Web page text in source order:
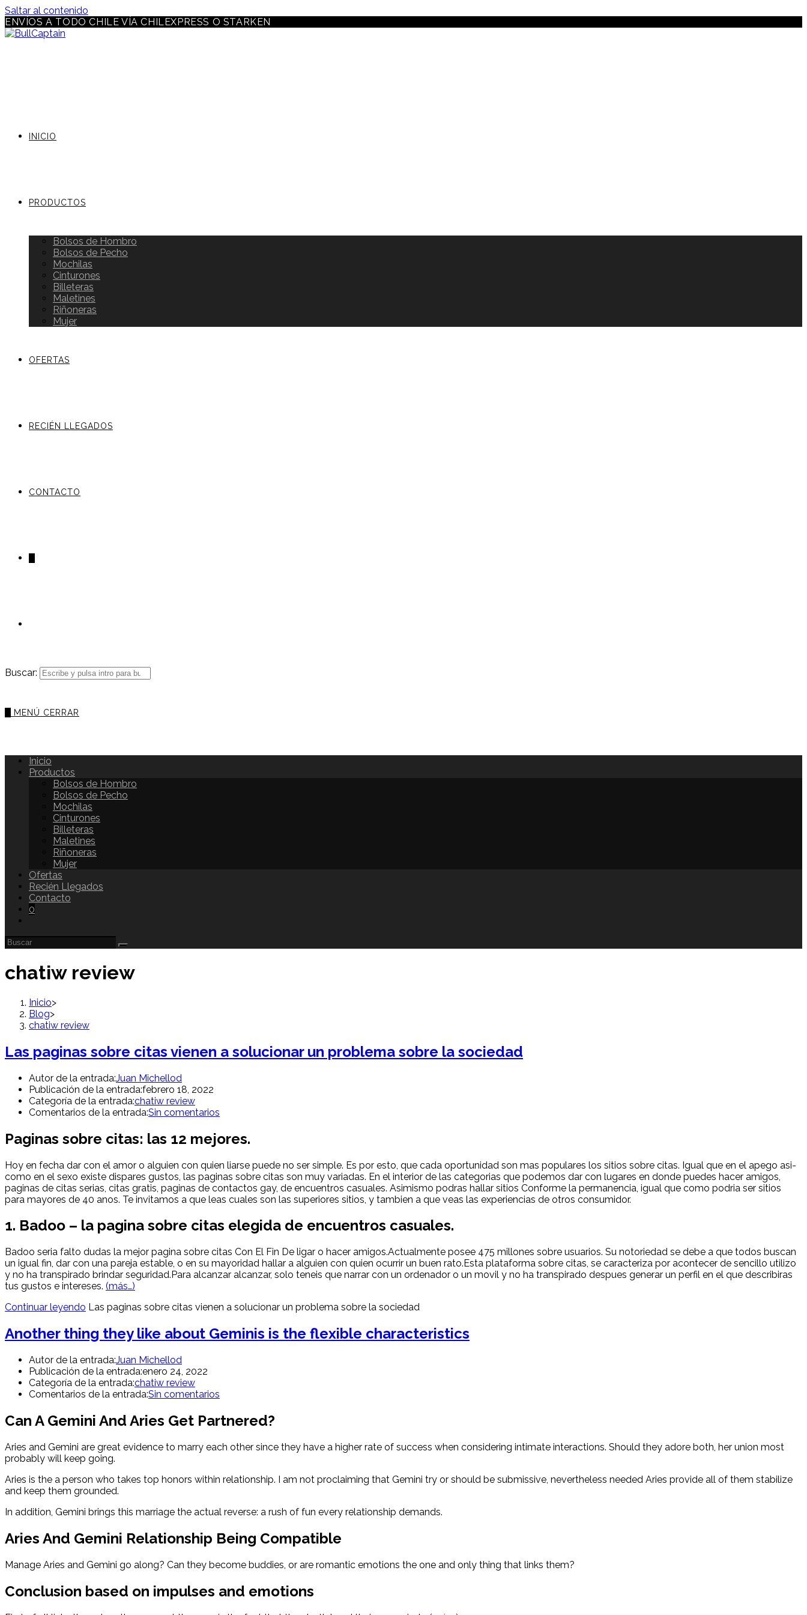
Saltar al contenido
ENVÍOS A TODO CHILE VÍA CHILEXPRESS O STARKEN
INICIO
PRODUCTOS
Bolsos de Hombro
Bolsos de Pecho
Mochilas
Cinturones
Billeteras
Maletines
Riñoneras
Mujer
OFERTAS
RECIÉN LLEGADOS
CONTACTO
Buscar:
MENÚ CERRAR
Inicio
Productos
Bolsos de Hombro
Bolsos de Pecho
Mochilas
Cinturones
Billeteras
Maletines
Riñoneras
Mujer
Ofertas
Recién Llegados
Contacto
0
chatiw review
Inicio>
Blog>
chatiw review
Las paginas sobre citas vienen a solucionar un problema sobre la sociedad
Autor de la entrada:Juan Michellod
Publicación de la entrada:febrero 18, 2022
Categoría de la entrada:chatiw review
Comentarios de la entrada:Sin comentarios
Paginas sobre citas: las 12 mejores.
Hoy en fecha dar con el amor o alguien con quien liarse puede no ser simple. Es por esto, que cada oportunidad son mas populares los sitios sobre citas. Igual que en el apego asi­
como en el sexo existe dispares gustos, las paginas sobre citas son muy variadas. En el interior de las categorias que podemos dar con lugares en donde puedes hacer amigos,
paginas de citas serias, citas gratis, paginas de contactos gay, de encuentros casuales. Asimismo podras hallar sitios Conforme la permanencia, igual que como podri­a ser sitios
para mayores de 40 anos. Te invitamos a que leas cuales son las superiores sitios, y tambien a que veas las experiencias de otros consumidor.
1. Badoo – la pagina sobre citas elegida de encuentros casuales.
Badoo seri­a falto dudas la mejor pagina sobre citas Con El Fin De ligar o hacer amigos.Actualmente posee 475 millones sobre usuarios. Su notoriedad se debe a que todos buscan
un igual fin, dar con una pareja estable, o en su mayoridad hallar a alguien con quien ocurrir un buen rato.Esta plataforma sobre citas, se caracteriza por acontecer de sencillo utilizo
y no ha transpirado brindar seguridad.Para alcanzar alcanzar, solo teneis que narrar con un ordenador o un movil y no ha transpirado despues generar un perfil en el que describiras
tus gustos e intereses. (más…)
Continuar leyendo Las paginas sobre citas vienen a solucionar un problema sobre la sociedad
Another thing they like about Geminis is the flexible characteristics
Autor de la entrada:Juan Michellod
Publicación de la entrada:enero 24, 2022
Categoría de la entrada:chatiw review
Comentarios de la entrada:Sin comentarios
Can A Gemini And Aries Get Partnered?
Aries and Gemini are great evidence to marry each other since they have a higher rate of success when considering intimate interactions. Should they adore both, her union most
probably will keep going.
Aries is the a person who takes top honors within relationship. I am not proclaiming that Gemini try or should be submissive, nevertheless needed Aries provide all of them stabilize
and keep them grounded.
In addition, Gemini brings this marriage the actual reverse: a rush of fun every relationship demands.
Aries And Gemini Relationship Being Compatible
Manage Aries and Gemini go along? Can they become buddies, or are romantic emotions the one and only thing that links them?
Conclusion based on impulses and emotions